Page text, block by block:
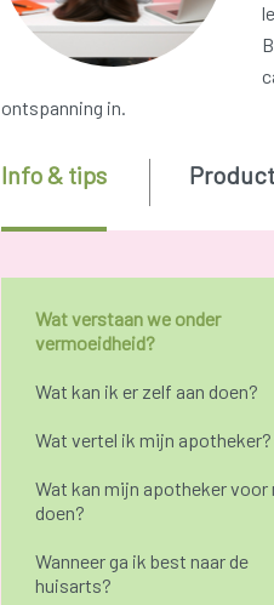
ontspanning in.
Wat verstaan we onder
vermoeidheid?
Wat kan ik er zelf aan doen?
Wat vertel ik mijn apotheker?
Wat kan mijn apotheker voor
doen?
Wanneer ga ik best naar de
huisarts?
Info & tips